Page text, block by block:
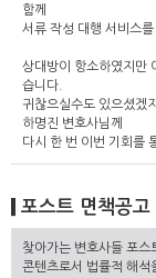
함께
서류 작성 대행 서비스
상대방이 항소하였지만
습니다.
귀찮으실수도 있으셨겠
하명진 변호사님께
다시 한 번 이번 기회를
포스트 면책공고
찾아가는 변호사들 포스
콘텐츠로서 법률적 해석